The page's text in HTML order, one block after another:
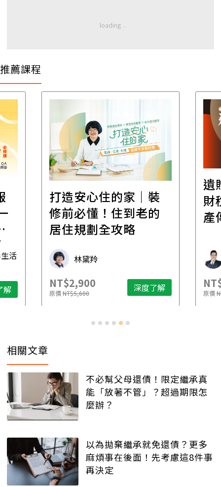
推薦課程
活
解
打造安心住的家｜裝
修前必懂！住到老的
居住規劃全攻略
林黛羚
NT$2,900
原價NT$5,600 深度了解
遺
財
產
原價
相關文章
不必幫父母還債！限定繼承真
能「放著不管」？超過期限怎
麼辦？
以為拋棄繼承就免還債？更多
麻煩事在後面！先考慮這8件事
再決定